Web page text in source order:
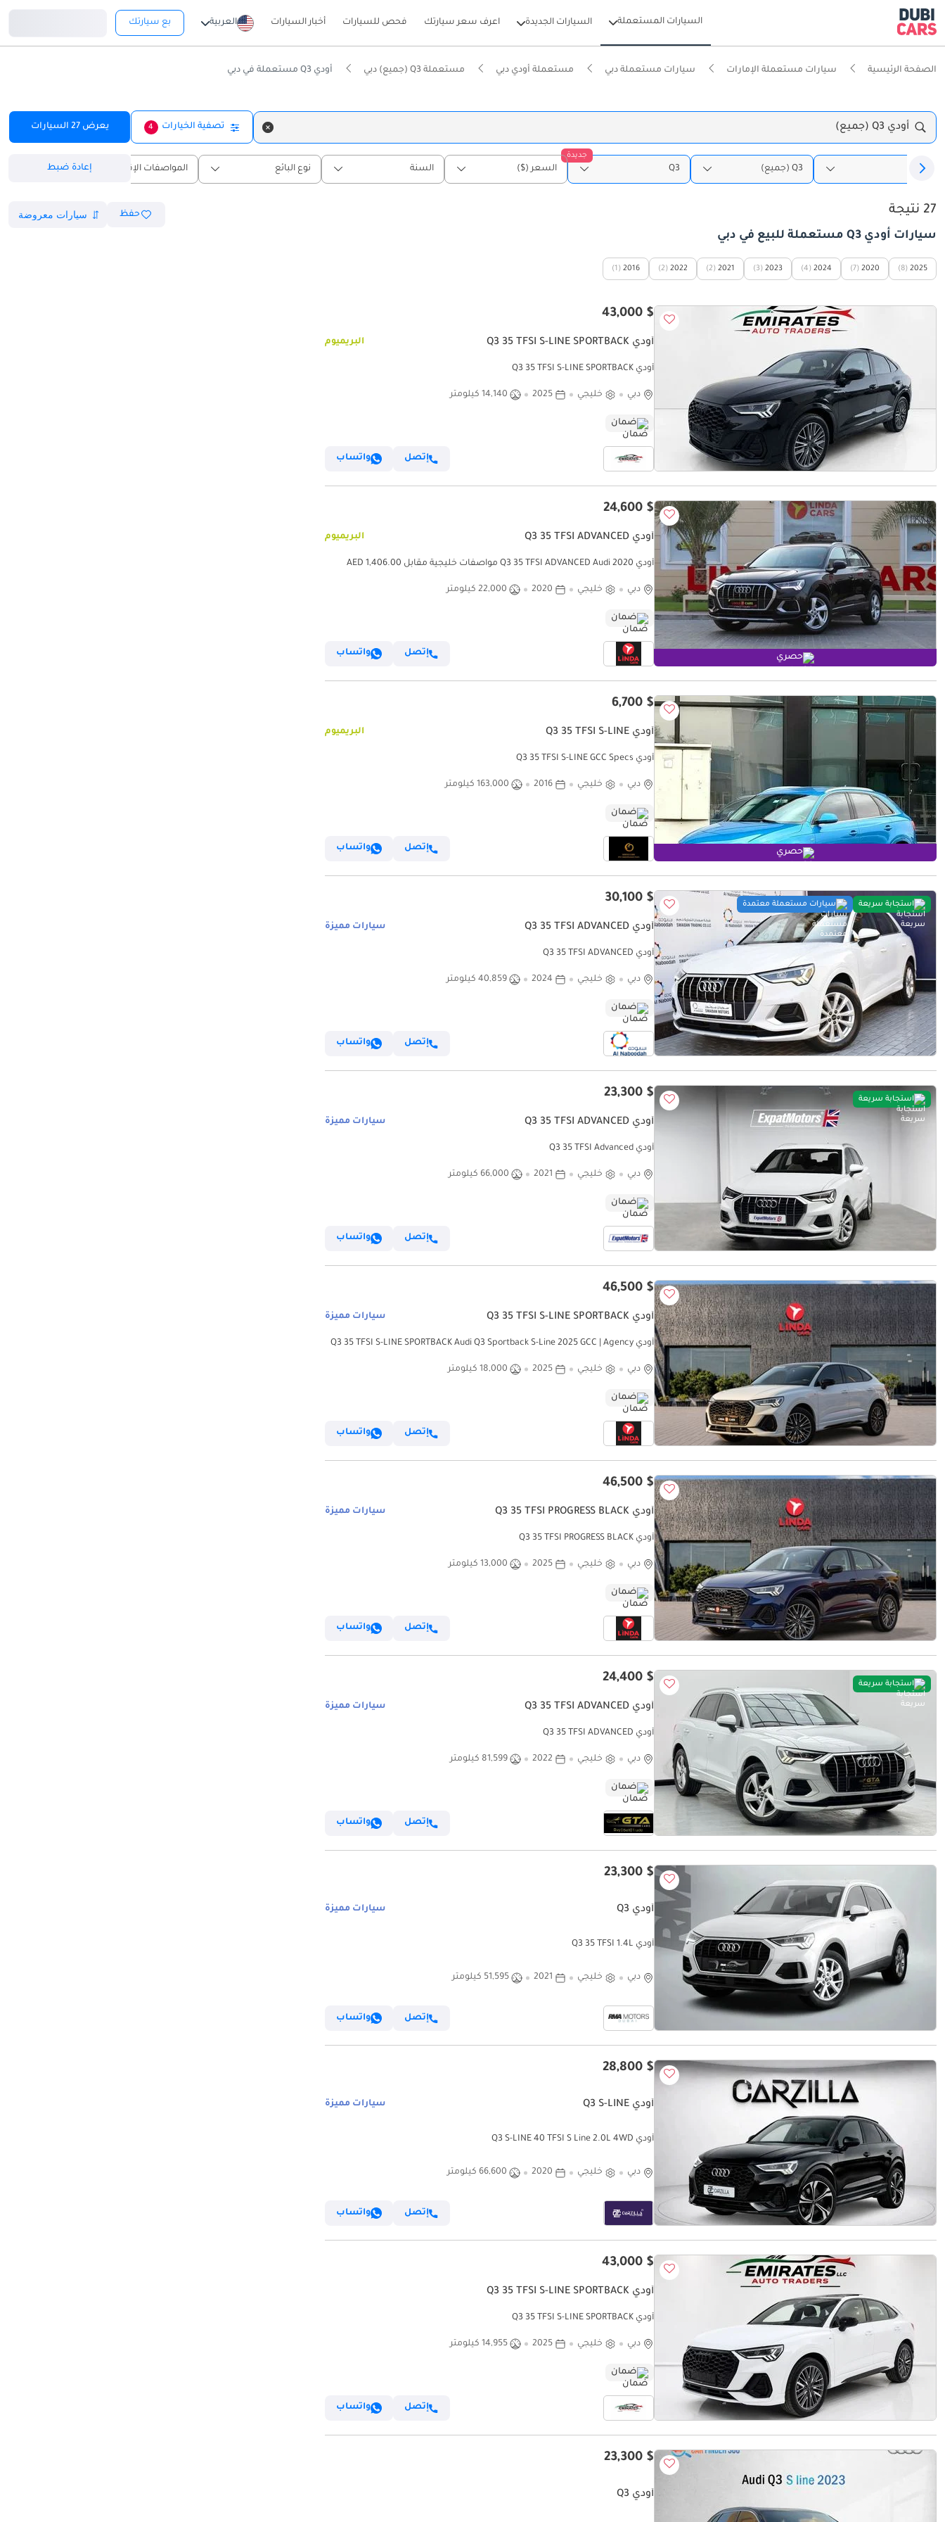
السيارات المستعملة السيارات الجديدة اعرف سعر سيارتك فحص للسيارات أخبار السيارات العربية بع سيارتك
الصفحة الرئيسية سيارات مستعملة الإمارات سيارات مستعملة دبي مستعملة أودي دبي مستعملة Q3 (جميع) دبي أودي Q3 مستعملة في دبي
أودي Q3 (جميع) تصفية الخيارات 4 يعرض 27 السيارات
أودي Q3 (جميع)
جديدة
Q3 السعر ($) السنة نوع البائع المواصفات الإقليمية إعادة ضبط
27 نتيجة حفظ
سيارات أودي Q3 مستعملة للبيع في دبي
2025
(8)
2020
(7)
2024
(4)
2023
(3)
2021
(2)
2022
(2)
2016
(1)
$ 43,000
أودي Q3 35 TFSI S-LINE SPORTBACK البريميوم
أودي Q3 35 TFSI S-LINE SPORTBACK
دبي خليجي 2025 14,140 كيلومتر
ضمان
إتصل واتساب
حصري
$ 24,600
أودي Q3 35 TFSI ADVANCED البريميوم
أودي Q3 35 TFSI ADVANCED Audi 2020 مواصفات خليجية مقابل 1,406.00 AED
دبي
خليجي 2020 22,000 كيلومتر
ضمان
إتصل واتساب
حصري
$ 6,700
أودي Q3 35 TFSI S-LINE البريميوم
أودي Q3 35 TFSI S-LINE GCC Specs
دبي خليجي 2016 163,000 كيلومتر
ضمان
إتصل واتساب
استجابة سريعة سيارات مستعملة معتمدة $ 30,100
أودي Q3 35 TFSI ADVANCED سيارات مميزة
أودي Q3 35 TFSI ADVANCED
دبي خليجي 2024 40,859 كيلومتر
ضمان
إتصل واتساب
استجابة سريعة $ 23,300
أودي Q3 35 TFSI ADVANCED سيارات مميزة
أودي Q3 35 TFSI Advanced
دبي خليجي 2021 66,000 كيلومتر
ضمان
إتصل واتساب
$ 46,500
أودي Q3 35 TFSI S-LINE SPORTBACK سيارات مميزة
أودي Q3 35 TFSI S-LINE SPORTBACK Audi Q3 Sportback S-Line 2025 GCC | Agency
دبي
خليجي 2025 18,000 كيلومتر
ضمان
إتصل واتساب
$ 46,500
أودي Q3 35 TFSI PROGRESS BLACK سيارات مميزة
أودي Q3 35 TFSI PROGRESS BLACK
دبي خليجي 2025 13,000 كيلومتر
ضمان
إتصل واتساب
استجابة سريعة $ 24,400
أودي Q3 35 TFSI ADVANCED سيارات مميزة
أودي Q3 35 TFSI ADVANCED
دبي خليجي 2022 81,599 كيلومتر
ضمان
إتصل واتساب
$ 23,300
أودي Q3 سيارات مميزة
أودي Q3 35 TFSI 1.4L
دبي خليجي 2021 51,595 كيلومتر
إتصل واتساب
$ 28,800
أودي Q3 S-LINE سيارات مميزة
أودي Q3 S-LINE 40 TFSI S Line 2.0L 4WD
دبي خليجي 2020 66,600 كيلومتر
إتصل واتساب
$ 43,000
أودي Q3 35 TFSI S-LINE SPORTBACK
أودي Q3 35 TFSI S-LINE SPORTBACK
دبي خليجي 2025 14,955 كيلومتر
ضمان
إتصل واتساب
$ 23,300
أودي Q3